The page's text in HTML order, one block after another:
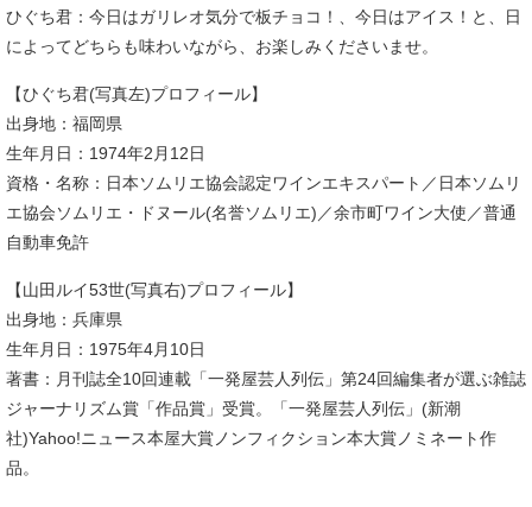
ひぐち君：今日はガリレオ気分で板チョコ！、今日はアイス！と、日
によってどちらも味わいながら、お楽しみくださいませ。
【ひぐち君(写真左)プロフィール】
出身地：福岡県
生年月日：1974年2月12日
資格・名称：日本ソムリエ協会認定ワインエキスパート／日本ソムリ
エ協会ソムリエ・ドヌール(名誉ソムリエ)／余市町ワイン大使／普通
自動車免許
【山田ルイ53世(写真右)プロフィール】
出身地：兵庫県
生年月日：1975年4月10日
著書：月刊誌全10回連載「一発屋芸人列伝」第24回編集者が選ぶ雑誌
ジャーナリズム賞「作品賞」受賞。「一発屋芸人列伝」(新潮
社)Yahoo!ニュース本屋大賞ノンフィクション本大賞ノミネート作
品。